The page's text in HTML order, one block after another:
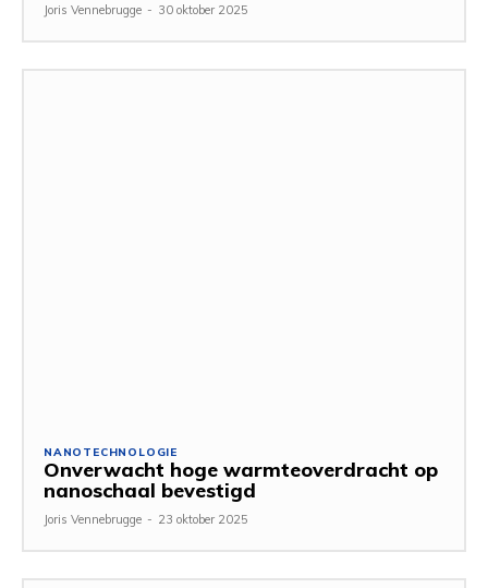
Joris Vennebrugge - 30 oktober 2025
NANOTECHNOLOGIE
Onverwacht hoge warmteoverdracht op
nanoschaal bevestigd
Joris Vennebrugge - 23 oktober 2025